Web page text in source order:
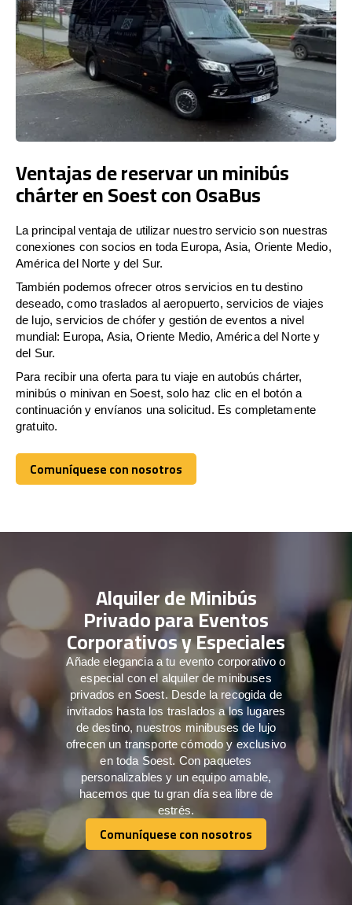
Ventajas de reservar un minibús
chárter en Soest con OsaBus
La principal ventaja de utilizar nuestro servicio son nuestras
conexiones con socios en toda Europa, Asia, Oriente Medio,
América del Norte y del Sur.
También podemos ofrecer otros servicios en tu destino
deseado, como traslados al aeropuerto, servicios de viajes
de lujo, servicios de chófer y gestión de eventos a nivel
mundial: Europa, Asia, Oriente Medio, América del Norte y
del Sur.
Para recibir una oferta para tu viaje en autobús chárter,
minibús o minivan en Soest, solo haz clic en el botón a
continuación y envíanos una solicitud. Es completamente
gratuito.
Comuníquese con nosotros
Comuníquese con nosotros
Alquiler de Minibús
Privado para Eventos
Corporativos y Especiales
Añade elegancia a tu evento corporativo o
especial con el alquiler de minibuses
privados en Soest. Desde la recogida de
invitados hasta los traslados a los lugares
de destino, nuestros minibuses de lujo
ofrecen un transporte cómodo y exclusivo
en toda Soest. Con paquetes
personalizables y un equipo amable,
hacemos que tu gran día sea libre de
estrés.
Comuníquese con nosotros
Comuníquese con nosotros